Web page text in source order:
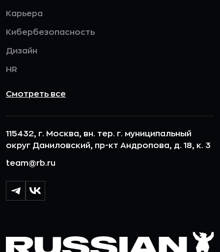
Карьера
Кибербезопасность
Дизайн
HR
Смотреть все
115432, г. Москва, вн. тер. г. муниципальный
округ Даниловский, пр-кт Андропова, д. 18, к. 3
team@rb.ru